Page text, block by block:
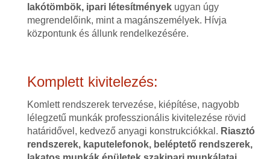
lakótömbök, ipari létesítményekugyan úgy
megrendelőink, mint a magánszemélyek. Hívja
központunk és állunk rendelkezésére.
Komplett kivitelezés:
Komlett rendszerek tervezése, kiépítése, nagyobb
lélegzetű munkák professzionális kivitelezése rövid
határidővel, kedvező anyagi konstrukciókkal. Riasztó
rendszerek, kaputelefonok, beléptető rendszerek,